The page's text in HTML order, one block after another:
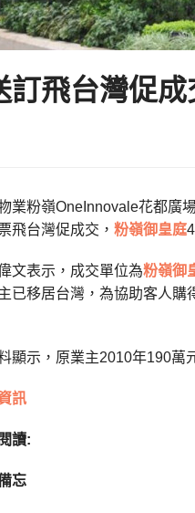
訂飛台灣促
業粉嶺OneInnovale花都廣
飛台灣促成交， 粉嶺御皇庭
文表示，成交單位為粉嶺御
已移居台灣，為協助客人購
顯示，原業主2010年190萬
訊
讀:
忘